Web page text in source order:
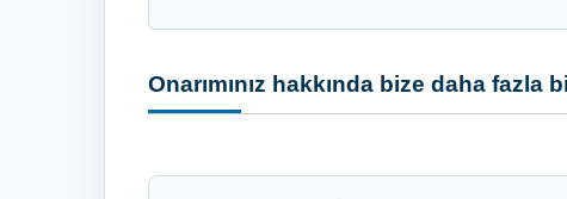
Onarımınız hakkında bize daha fazla